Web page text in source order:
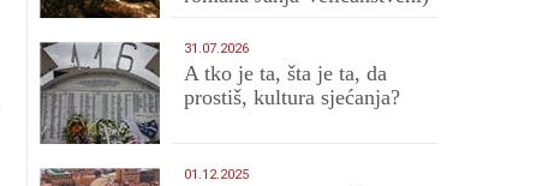
31.07.2026
A tko je ta, šta je ta, da
prostiš, kultura sjećanja?
01.12.2025